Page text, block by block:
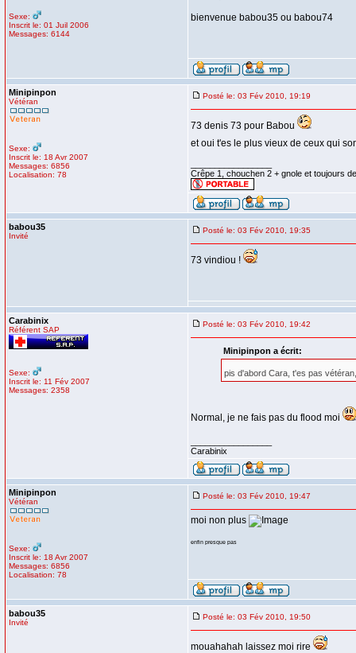
Sexe:
Inscrit le: 01 Juil 2006
Messages: 6144
bienvenue babou35 ou babou74
Minipinpon
Vétéran
Sexe:
Inscrit le: 18 Avr 2007
Messages: 6856
Localisation: 78
Posté le: 03 Fév 2010, 19:19
73 denis 73 pour Babou
et oui t'es le plus vieux de ceux qui
Crêpe 1, chouchen 2 + gnole et toujours
babou35
Invité
Posté le: 03 Fév 2010, 19:35
73 vindiou !
Carabinix
Référent SAP
Sexe:
Inscrit le: 11 Fév 2007
Messages: 2358
Posté le: 03 Fév 2010, 19:42
Minipinpon a écrit:
pis d'abord Cara, t'es pas
Normal, je ne fais pas du flood moi
Carabinix
Minipinpon
Vétéran
Sexe:
Inscrit le: 18 Avr 2007
Messages: 6856
Localisation: 78
Posté le: 03 Fév 2010, 19:47
moi non plus
enfin presque pas
babou35
Invité
Posté le: 03 Fév 2010, 19:50
mouahahah laissez moi rire